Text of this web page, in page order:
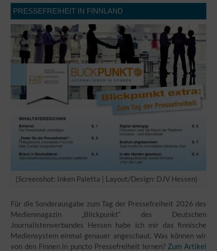
PRESSEFREIHEIT IN FINNLAND
(Screenshot: Inken Paletta | Layout/Design: DJV Hessen)
Für die Sonderausgabe zum Tag der Pressefreiheit 2026 des
Medienmagazin „Blickpunkt“ des Deutschen
Journalistenverbandes Hessen habe ich mir das finnische
Mediensystem einmal genauer angeschaut. Was können wir
von den Finnen in puncto Pressefreiheit lernen? Zum Artikel